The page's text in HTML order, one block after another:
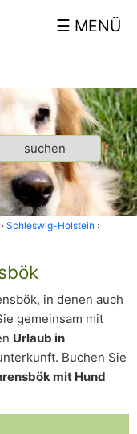
Schleswig-Holstein
in denen auch
gemeinsam mit
Urlaub in
Buchen Sie
mit Hund